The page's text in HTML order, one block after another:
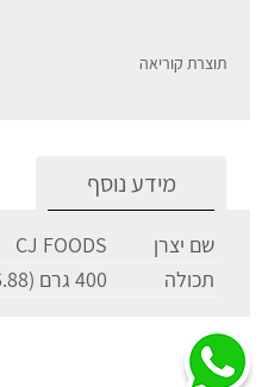
תוצרת קוריאה
מידע נוסף
שם יצרן
CJ FOODS
תכולה
400 גרם (6.88 ₪ ל-100 גרם)